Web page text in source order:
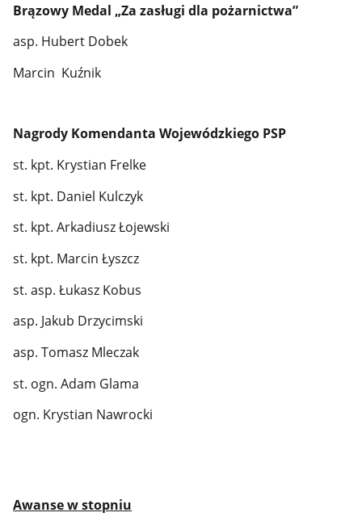
Brązowy Medal „Za zasługi dla pożarnictwa”
asp. Hubert Dobek
Marcin Kuźnik
Nagrody Komendanta Wojewódzkiego PSP
st. kpt. Krystian Frelke
st. kpt. Daniel Kulczyk
st. kpt. Arkadiusz Łojewski
st. kpt. Marcin Łyszcz
st. asp. Łukasz Kobus
asp. Jakub Drzycimski
asp. Tomasz Mleczak
st. ogn. Adam Glama
ogn. Krystian Nawrocki
Awanse w stopniu